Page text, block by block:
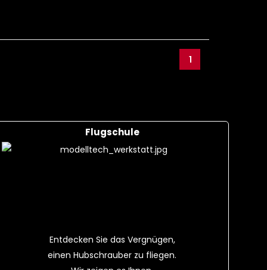
1
Flugschule
Entdecken Sie das Vergnügen,
einen Hubschrauber zu fliegen.